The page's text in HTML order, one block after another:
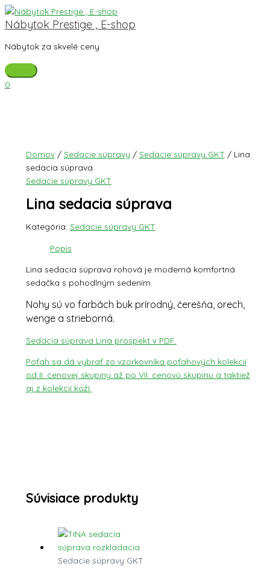
Preskočiť
na
obsah
Nábytok Prestige , E-shop
Nábytok za skvelé ceny
Menu
0
Domov/ Sedacie súpravy / Sedacie súpravy GKT / Lina
sedacia súprava
Sedacie súpravy GKT
Lina sedacia súprava
Kategória: Sedacie súpravy GKT
Popis
Lina sedacia súprava rohová je moderná komfortná
sedačka s pohodlným sedením.
Nohy sú vo farbách buk prírodný, čerešňa, orech,
wenge a strieborná.
Sedacia súprava Lina prospekt v PDF.
Poťah sa dá vybrať zo vzorkovníka poťahových kolekcií
od II. cenovej skupiny až po VII. cenovú skupinu a taktiež
aj z kolekcií koží.
Súvisiace produkty
Sedacie súpravy GKT